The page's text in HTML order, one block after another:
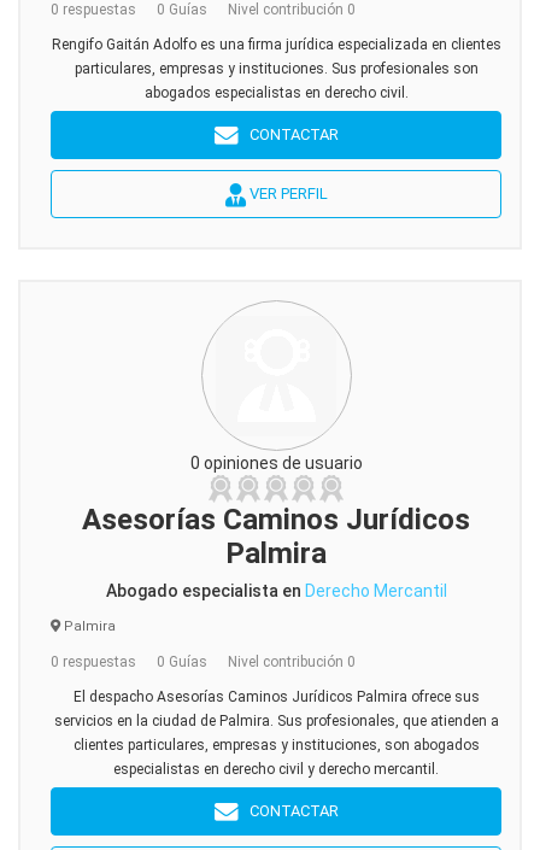
0 respuestas 0 Guías Nivel contribución 0
Rengifo Gaitán Adolfo es una firma jurídica especializada en clientes
particulares, empresas y instituciones. Sus profesionales son
abogados especialistas en derecho civil.
CONTACTAR
VER PERFIL
0 opiniones de usuario
Asesorías Caminos Jurídicos
Palmira
Abogado especialista en Derecho Mercantil
Palmira
0 respuestas 0 Guías Nivel contribución 0
El despacho Asesorías Caminos Jurídicos Palmira ofrece sus
servicios en la ciudad de Palmira. Sus profesionales, que atienden a
clientes particulares, empresas y instituciones, son abogados
especialistas en derecho civil y derecho mercantil.
CONTACTAR